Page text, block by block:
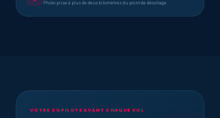
Photo prise à plus de deux kilomètres du point de décollage
VOTRE COPILOTE AVANT CHAQUE VOL